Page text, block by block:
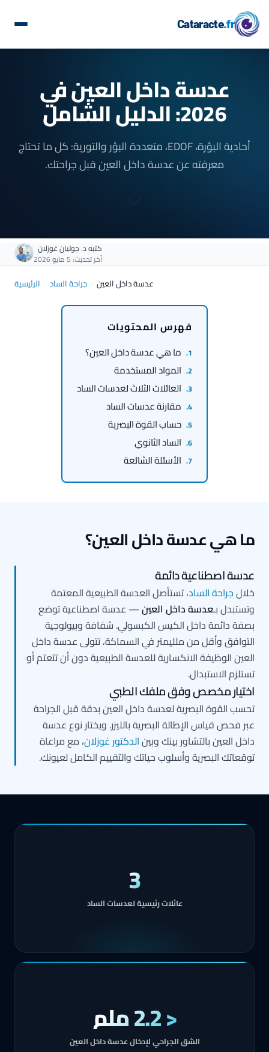
Cataracte.fr
عدسة داخل العين في
2026:الدليل الشامل
أحادية البؤرة، EDOF، متعددة البؤر والتورية: كل ما تحتاج
معرفته عن عدسة داخل العين قبل جراحتك.
د. جوليان غوزلان
آخر تحديث: 5 مايو 2026
الرئيسية › جراحة الساد › عدسة داخل العين
فهرس المحتويات
ما هي عدسة داخل العين؟
المواد المستخدمة
العائلات الثلاث لعدسات الساد
مقارنة عدسات الساد
حساب القوة البصرية
الساد الثانوي
الأسئلة الشائعة
ما هي عدسة داخل العين؟
عدسة اصطناعية دائمة
خلالجراحة الساد، تستأصل العدسة الطبيعية المعتمة
وتستبدل بـعدسة داخل العين— عدسة اصطناعية توضع
بصفة دائمة داخل الكيس الكبسولي. شفافة وبيولوجية
التوافق وأقل من ملليمتر في السماكة، تتولى عدسة داخل
العين الوظيفة الانكسارية للعدسة الطبيعية دون أن تتعتم أو
تستلزم الاستبدال.
اختيار مخصص وفق ملفك الطبي
تحسب القوة البصرية لعدسة داخل العين بدقة قبل الجراحة
عبر فحص قياس الإطالة البصرية بالليزر. ويختار نوع عدسة
داخل العين بالتشاور بينك وبينالدكتور غوزلان، مع مراعاة
توقعاتك البصرية وأسلوب حياتك والتقييم الكامل لعيونك.
عائلات رئيسية لعدسات الساد
< 2.2 ملم
الشق الجراحي لإدخال عدسة داخل العين